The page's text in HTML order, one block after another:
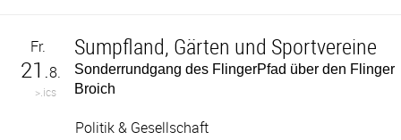
Fr.
21.8.
>.ics
Sumpfland, Gärten und Sportvereine
Sonderrundgang des FlingerPfad über den Flinger
Broich
Politik & Gesellschaft